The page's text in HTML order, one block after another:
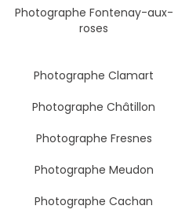
Photographe Fontenay-aux-
roses
Photographe Clamart
Photographe Châtillon
Photographe Fresnes
Photographe Meudon
Photographe Cachan